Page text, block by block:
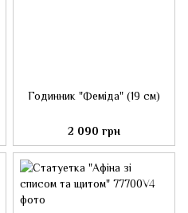
Годинник "Феміда" (19 см)
2 090 грн